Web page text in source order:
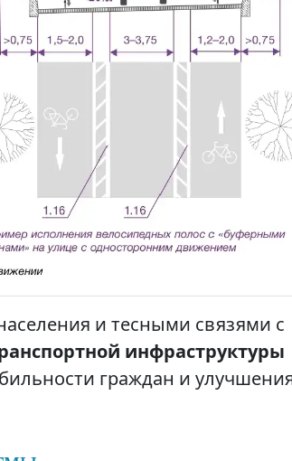
и тесными связями с
инфраструктуры
граждан и